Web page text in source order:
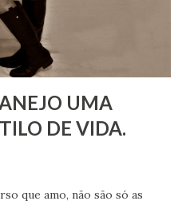
UMA
DE VIDA.
que amo, não são só as